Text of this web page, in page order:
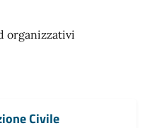
organizzativi
Civile